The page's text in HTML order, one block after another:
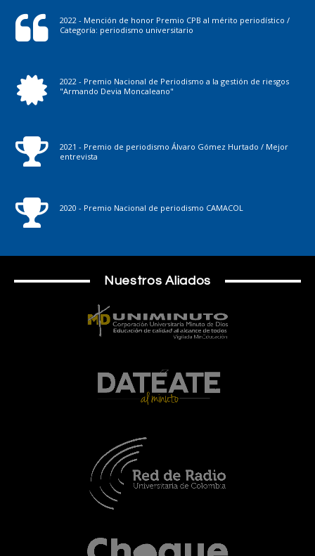
2022 - Mención de honor Premio CPB al mérito periodístico /
Categoría: periodismo universitario
2022 - Premio Nacional de Periodismo a la gestión de riesgos
"Armando Devia Moncaleano"
2021 - Premio de periodismo Álvaro Gómez Hurtado / Mejor
entrevista
2020 - Premio Nacional de periodismo CAMACOL
Nuestros Aliados